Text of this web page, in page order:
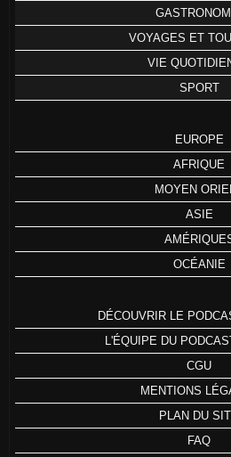
VOYAGES ET
VIE
SPORT
EUROPE
AFRIQUE
MOYEN
ASIE
OCÉANIE
DÉCOUVRIR LE
L'ÉQUIPE DU
CGU
MENTIONS
PLAN DU
FAQ